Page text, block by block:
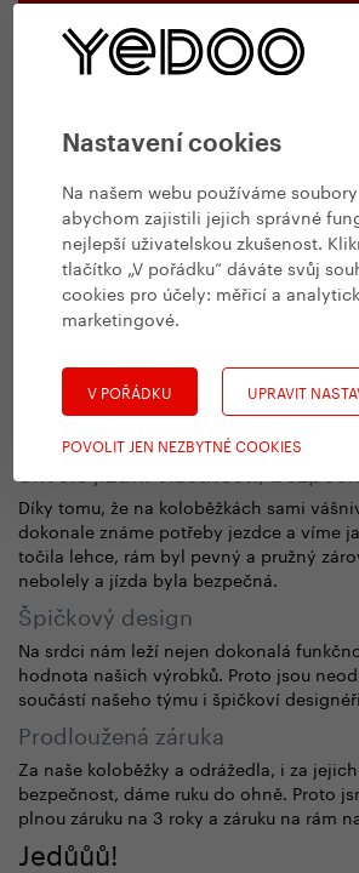
Nastavení cookies
Na našem webu používáme
abychom zajistili jejich správné
nejlepší uživatelskou zkušenost.
tlačítko „V pořádku“ dáváte svůj
cookies pro účely: měřicí a
marketingové.
V POŘÁDKU UPRAVIT
POVOLIT JEN NEZBYTNÉ COOKIES
Proč Yedoo?
Díky tomu, že na koloběžkách sami
dokonale známe potřeby jezdce a víme
točila lehce, rám byl pevný a pružný
nebolely a jízda byla bezpečná.
Špičkový design
Na srdci nám leží nejen dokonalá
hodnota našich výrobků. Proto jsou
součástí našeho týmu i špičkoví
Prodloužená záruka
Za naše koloběžky a odrážedla, i za
bezpečnost, dáme ruku do ohně. Proto
plnou záruku na 3 roky a záruku na rám
Jedůůů!